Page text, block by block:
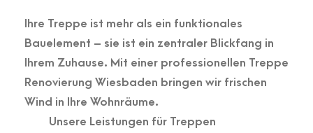
Ihre Treppe ist mehr als ein funktionales
Bauelement – sie ist ein zentraler Blickfang in
Ihrem Zuhause. Mit einer professionellen Treppe
Renovierung Wiesbaden bringen wir frischen
Wind in Ihre Wohnräume.
Unsere Leistungen für Treppen